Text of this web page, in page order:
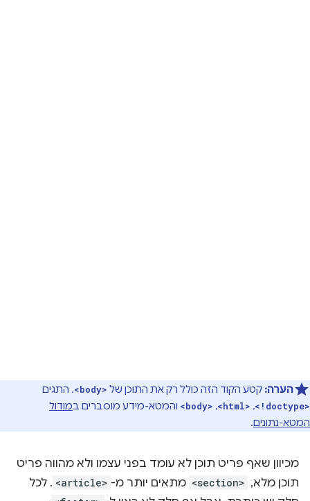
הערה: קטע הקוד הזה כולל רק את התוכן של <body>. התגים
<!doctype>
,
<html>
,
<body> והמטא-מידע מוסברים במודול
המטא-נתונים.
מכיוון שאף פריט תוכן לא עומד בפני עצמו ולא מהווה פריט
תוכן מלא, <section> מתאים יותר מ- <article> . לכל